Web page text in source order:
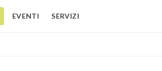
EVENTI SERVIZI